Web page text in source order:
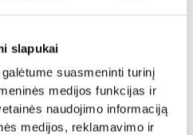
slapukai
suasmeninti turinį
medijos funkcijas ir
naudojimo informaciją
medijos, reklamavimo ir
Vestuvės
Padėka „Mielas Tėveli”
12.00 €
Į KREPŠELĮ